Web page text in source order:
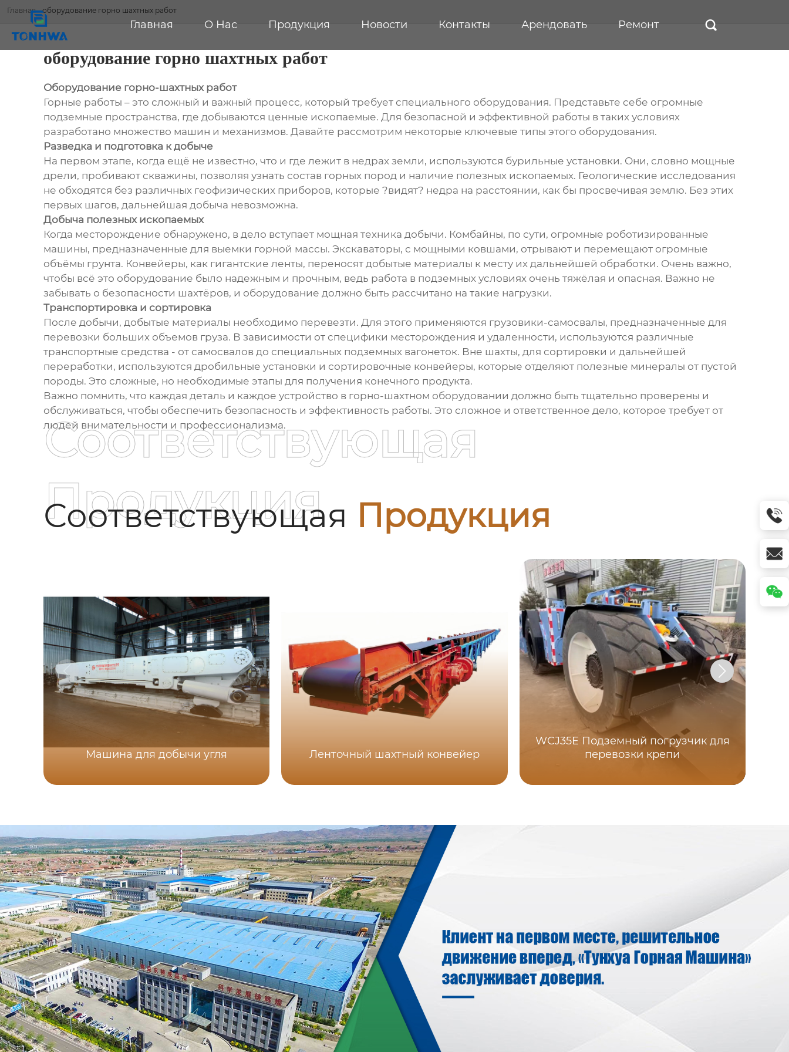
Главная О Нас Продукция Новости Контакты Арендовать Ремонт 
Главная-оборудование горно шахтных работ
оборудование горно шахтных работ
Оборудование горно-шахтных работ
Горные работы – это сложный и важный процесс, который требует специального оборудования. Представьте себе огромные
подземные пространства, где добываются ценные ископаемые. Для безопасной и эффективной работы в таких условиях
разработано множество машин и механизмов. Давайте рассмотрим некоторые ключевые типы этого оборудования.
Разведка и подготовка к добыче
На первом этапе, когда ещё не известно, что и где лежит в недрах земли, используются бурильные установки. Они, словно мощные
дрели, пробивают скважины, позволяя узнать состав горных пород и наличие полезных ископаемых. Геологические исследования
не обходятся без различных геофизических приборов, которые ?видят? недра на расстоянии, как бы просвечивая землю. Без этих
первых шагов, дальнейшая добыча невозможна.
Добыча полезных ископаемых
Когда месторождение обнаружено, в дело вступает мощная техника добычи. Комбайны, по сути, огромные роботизированные
машины, предназначенные для выемки горной массы. Экскаваторы, с мощными ковшами, отрывают и перемещают огромные
объёмы грунта. Конвейеры, как гигантские ленты, переносят добытые материалы к месту их дальнейшей обработки. Очень важно,
чтобы всё это оборудование было надежным и прочным, ведь работа в подземных условиях очень тяжёлая и опасная. Важно не
забывать о безопасности шахтёров, и оборудование должно быть рассчитано на такие нагрузки.
Транспортировка и сортировка
После добычи, добытые материалы необходимо перевезти. Для этого применяются грузовики-самосвалы, предназначенные для
перевозки больших объемов груза. В зависимости от специфики месторождения и удаленности, используются различные
транспортные средства - от самосвалов до специальных подземных вагонеток. Вне шахты, для сортировки и дальнейшей
переработки, используются дробильные установки и сортировочные конвейеры, которые отделяют полезные минералы от пустой
породы. Это сложные, но необходимые этапы для получения конечного продукта.
Важно помнить, что каждая деталь и каждое устройство в горно-шахтном оборудовании должно быть тщательно проверены и
обслуживаться, чтобы обеспечить безопасность и эффективность работы. Это сложное и ответственное дело, которое требует от
людей внимательности и профессионализма.
Соответствующая Продукция
Соответствующая
Продукция
Машина для добычи угля Ленточный шахтный конвейер
WCJ35E Подземный погрузчик для
перевозки крепи